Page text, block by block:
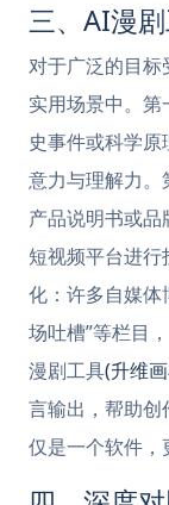
三、AI漫
对于广泛的目标
实用场景中。
史事件或科学
意力与理解力
产品说明书或
短视频平台进
化：许多自媒体
场吐槽”等栏目
漫剧工具(升维
言输出，帮助创
仅是一个软件，